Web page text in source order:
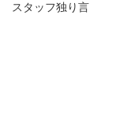
スタッフ独り言